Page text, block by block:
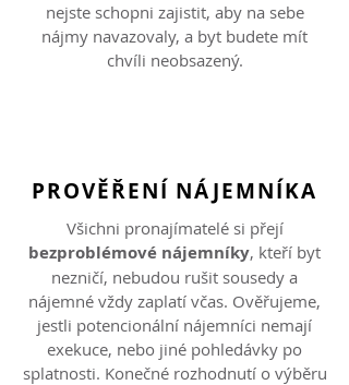
nejste schopni zajistit, aby na sebe
nájmy navazovaly, a byt budete mít
chvíli neobsazený.
PROVĚŘENÍ NÁJEMNÍKA
Všichni pronajímatelé si přejí
bezproblémové nájemníky, kteří byt
nezničí, nebudou rušit sousedy a
nájemné vždy zaplatí včas. Ověřujeme,
jestli potencionální nájemníci nemají
exekuce, nebo jiné pohledávky po
splatnosti. Konečné rozhodnutí o výběru